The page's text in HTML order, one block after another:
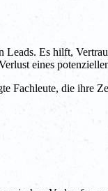
Es hilft,
eines
Fachleute, die ihre